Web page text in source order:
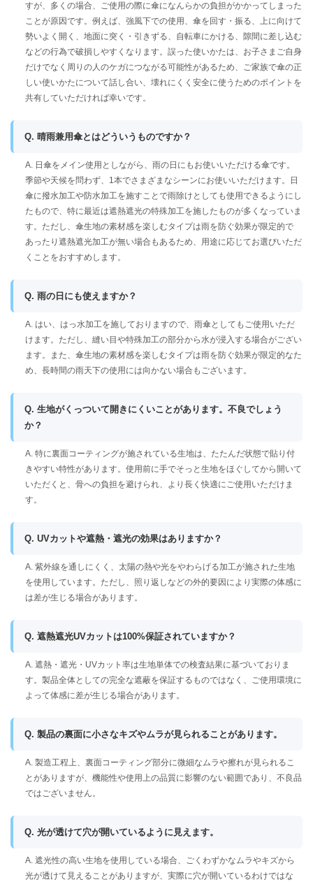
すが、多くの場合、ご使用の際に傘になんらかの負担がかかってしまった
ことが原因です。例えば、強風下での使用、傘を回す・振る、上に向けて
勢いよく開く、地面に突く・引きずる、自転車にかける、隙間に差し込む
などの行為で破損しやすくなります。誤った使いかたは、お子さまご自身
だけでなく周りの人のケガにつながる可能性があるため、ご家族で傘の正
しい使いかたについて話し合い、壊れにくく安全に使うためのポイントを
共有していただければ幸いです。
Q. 晴雨兼用傘とはどういうものですか？
A. 日傘をメイン使用としながら、雨の日にもお使いいただける傘です。
季節や天候を問わず、1本でさまざまなシーンにお使いいただけます。日
傘に撥水加工や防水加工を施すことで雨除けとしても使用できるようにし
たもので、特に最近は遮熱遮光の特殊加工を施したものが多くなっていま
す。ただし、傘生地の素材感を楽しむタイプは雨を防ぐ効果が限定的で
あったり遮熱遮光加工が無い場合もあるため、用途に応じてお選びいただ
くことをおすすめします。
Q. 雨の日にも使えますか？
A. はい、はっ水加工を施しておりますので、雨傘としてもご使用いただ
けます。ただし、縫い目や特殊加工の部分から水が浸入する場合がござい
ます。また、傘生地の素材感を楽しむタイプは雨を防ぐ効果が限定的なた
め、長時間の雨天下の使用には向かない場合もございます。
Q. 生地がくっついて開きにくいことがあります。不良でしょう
か？
A. 特に裏面コーティングが施されている生地は、たたんだ状態で貼り付
きやすい特性があります。使用前に手でそっと生地をほぐしてから開いて
いただくと、骨への負担を避けられ、より長く快適にご使用いただけま
す。
Q. UVカットや遮熱・遮光の効果はありますか？
A. 紫外線を通しにくく、太陽の熱や光をやわらげる加工が施された生地
を使用しています。ただし、照り返しなどの外的要因により実際の体感に
は差が生じる場合があります。
Q. 遮熱遮光UVカットは100%保証されていますか？
A. 遮熱・遮光・UVカット率は生地単体での検査結果に基づいておりま
す。製品全体としての完全な遮蔽を保証するものではなく、ご使用環境に
よって体感に差が生じる場合があります。
Q. 製品の裏面に小さなキズやムラが見られることがあります。
A. 製造工程上、裏面コーティング部分に微細なムラや擦れが見られるこ
とがありますが、機能性や使用上の品質に影響のない範囲であり、不良品
ではございません。
Q. 光が透けて穴が開いているように見えます。
A. 遮光性の高い生地を使用している場合、ごくわずかなムラやキズから
光が透けて見えることがありますが、実際に穴が開いているわけではな